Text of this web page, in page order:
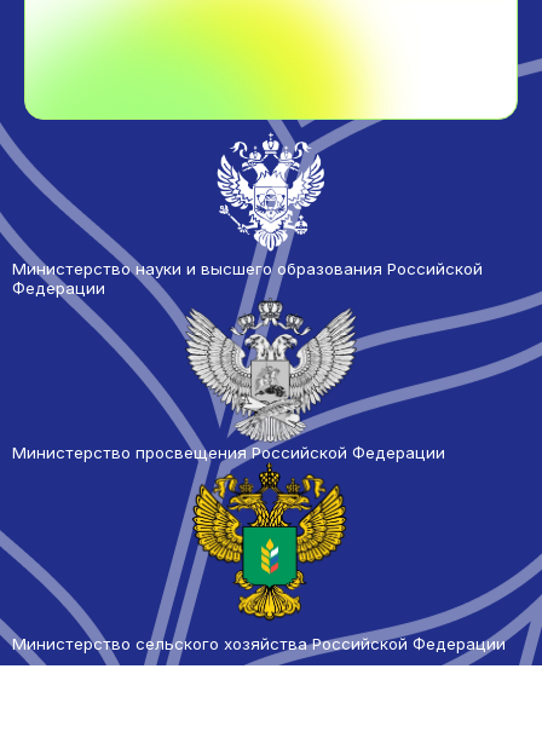
Министерство науки и высшего образования Российской
Федерации
Министерство просвещения Российской Федерации
Министерство сельского хозяйства Российской Федерации